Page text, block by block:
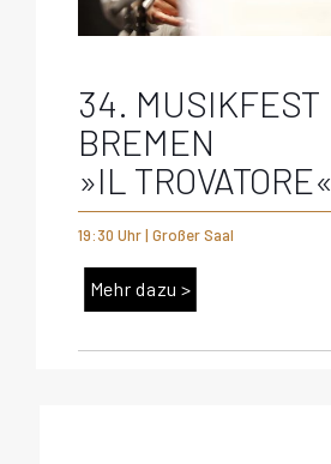
34. MUSIKFEST
BREMEN
»IL TROVATORE«
19:30 Uhr | Großer Saal
Mehr dazu >